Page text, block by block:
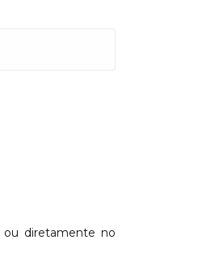
ou diretamente no